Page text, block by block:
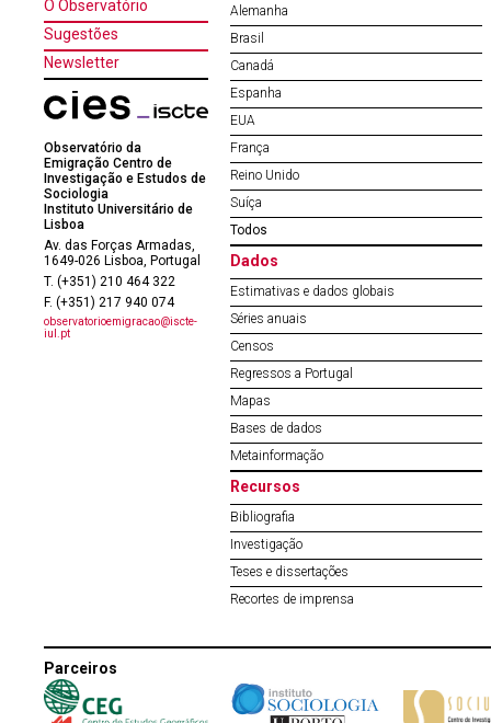
O Observatório
Sugestões
Newsletter
Observatório da
Emigração Centro de
Investigação e Estudos de
Sociologia
Instituto Universitário de
Lisboa
Av. das Forças Armadas,
1649-026 Lisboa, Portugal
T. (+351) 210 464 322
F. (+351) 217 940 074
observatorioemigracao@iscte-
iul.pt
Alemanha
Brasil
Canadá
Espanha
EUA
França
Reino Unido
Suíça
Todos
Dados
Estimativas e dados globais
Séries anuais
Censos
Regressos a Portugal
Mapas
Bases de dados
Metainformação
Recursos
Bibliografia
Investigação
Teses e dissertações
Recortes de imprensa
Parceiros